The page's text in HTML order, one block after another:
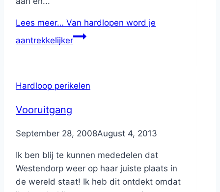
Lees meer… Van hardlopen word je
aantrekkelijker
Hardloop perikelen
Vooruitgang
ByNicole
September 28, 2008August 4, 2013
Ik ben blij te kunnen mededelen dat
Westendorp weer op haar juiste plaats in
de wereld staat! Ik heb dit ontdekt omdat